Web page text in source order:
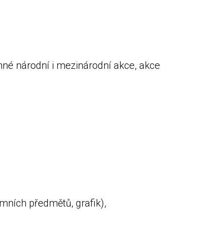
národní i mezinárodní akce, akce
předmětů, grafik),